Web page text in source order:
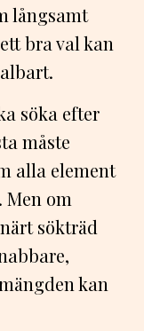
långsamt
bra val kan
söka efter
måste
alla element
om
sökträd
kan